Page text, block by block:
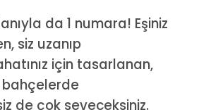
da 1 numara! Eşiniz
siz uzanıp
için tasarlanan,
de çok seveceksiniz.